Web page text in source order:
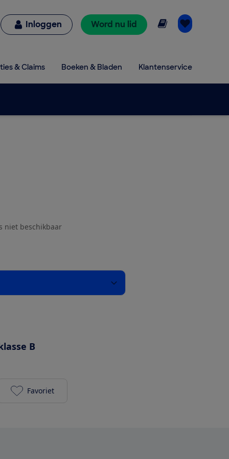
Inloggen Word nu lid Online lezen
& Claims Boeken & Bladen Klantenservice
niet beschikbaar
B
Bosch WAN28096NL toevoegen aan je favorieten
Favoriet